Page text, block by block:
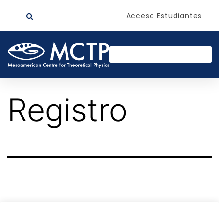
Acceso Estudiantes
Registro